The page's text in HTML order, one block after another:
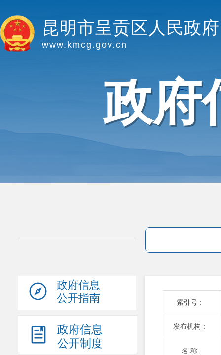
昆明市呈贡区人民政府
www.kmcg.gov.cn
政府
政府信息
公开指南
政府信息
公开制度
索引号：
发布机构：
名 称: